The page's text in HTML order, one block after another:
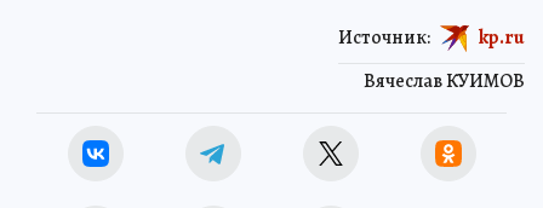
Вячеслав КУИМОВ
Источник: kp.ru